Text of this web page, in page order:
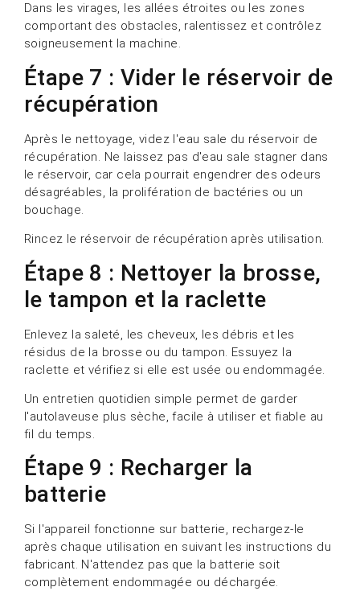
Dans les virages, les allées étroites ou les zones
comportant des obstacles, ralentissez et contrôlez
soigneusement la machine.
Étape 7 : Vider le réservoir de
récupération
Après le nettoyage, videz l'eau sale du réservoir de
récupération. Ne laissez pas d'eau sale stagner dans
le réservoir, car cela pourrait engendrer des odeurs
désagréables, la prolifération de bactéries ou un
bouchage.
Rincez le réservoir de récupération après utilisation.
Étape 8 : Nettoyer la brosse,
le tampon et la raclette
Enlevez la saleté, les cheveux, les débris et les
résidus de la brosse ou du tampon. Essuyez la
raclette et vérifiez si elle est usée ou endommagée.
Un entretien quotidien simple permet de garder
l'autolaveuse plus sèche, facile à utiliser et fiable au
fil du temps.
Étape 9 : Recharger la
batterie
Si l'appareil fonctionne sur batterie, rechargez-le
après chaque utilisation en suivant les instructions du
fabricant. N'attendez pas que la batterie soit
complètement endommagée ou déchargée.